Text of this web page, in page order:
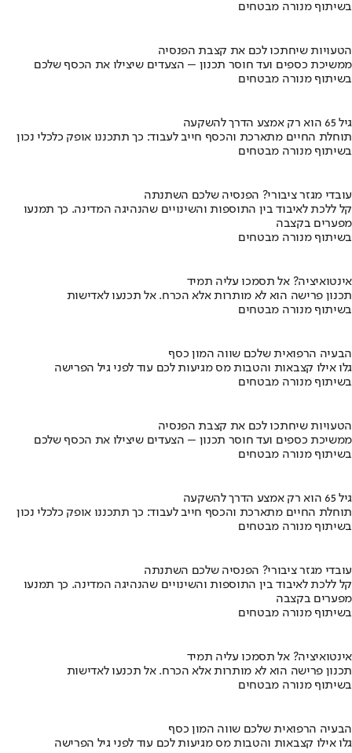
בשיתוף מנורה מבטחים
הטעויות שיחתכו לכם את קצבת הפנסיה
ממשיכת כספים ועד חוסר תכנון – הצעדים שיצילו את הכסף שלכם
בשיתוף מנורה מבטחים
גיל 65 הוא רק אמצע הדרך להשקעה
תוחלת החיים מתארכת והכסף חייב לעבוד: כך תתכננו אופק כלכלי נכון
בשיתוף מנורה מבטחים
עובדי מגזר ציבורי? הפנסיה שלכם השתנתה
קל ללכת לאיבוד בין התוספות והשינויים שהנהיגה המדינה. כך תמנעו
מפערים בקצבה
בשיתוף מנורה מבטחים
אינטואיציה? אל תסמכו עליה תמיד
תכנון פרישה הוא לא מותרות אלא הכרח. אל תכנעו לאדישות
בשיתוף מנורה מבטחים
הבעיה הרפואית שלכם שווה המון כסף
גלו אילו קצבאות והטבות מס מגיעות לכם עוד לפני גיל הפרישה
בשיתוף מנורה מבטחים
הטעויות שיחתכו לכם את קצבת הפנסיה
ממשיכת כספים ועד חוסר תכנון – הצעדים שיצילו את הכסף שלכם
בשיתוף מנורה מבטחים
גיל 65 הוא רק אמצע הדרך להשקעה
תוחלת החיים מתארכת והכסף חייב לעבוד: כך תתכננו אופק כלכלי נכון
בשיתוף מנורה מבטחים
עובדי מגזר ציבורי? הפנסיה שלכם השתנתה
קל ללכת לאיבוד בין התוספות והשינויים שהנהיגה המדינה. כך תמנעו
מפערים בקצבה
בשיתוף מנורה מבטחים
אינטואיציה? אל תסמכו עליה תמיד
תכנון פרישה הוא לא מותרות אלא הכרח. אל תכנעו לאדישות
בשיתוף מנורה מבטחים
הבעיה הרפואית שלכם שווה המון כסף
גלו אילו קצבאות והטבות מס מגיעות לכם עוד לפני גיל הפרישה